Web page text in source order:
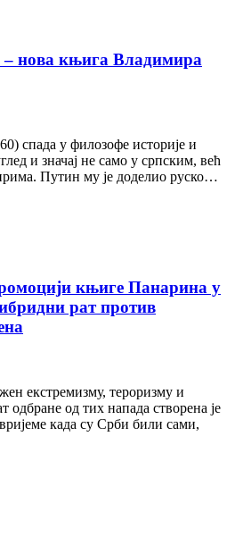
– нова књига Владимира
спада у филозофе историје и
и значај не само у српским, већ
Путин му је доделио руско…
књиге Панарина у
рат против
екстремизму, тероризму и
одбране од тих напада створена је
када су Срби били сами,